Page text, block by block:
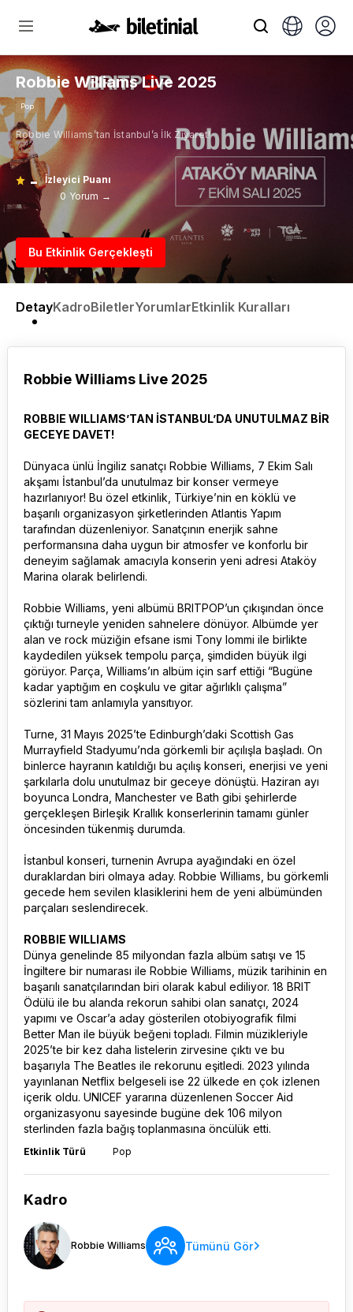
Robbie Williams Live 2025
Pop
Robbie Williams’tan İstanbul’a İlk Ziyaret!
- İzleyici Puanı
0 Yorum →
Bu Etkinlik Gerçekleşti
DetayKadroBiletlerYorumlarEtkinlik Kuralları
Robbie Williams Live 2025
ROBBIE WILLIAMS’TAN İSTANBUL’DA UNUTULMAZ BİR
GECEYE DAVET!
Dünyaca ünlü İngiliz sanatçı Robbie Williams, 7 Ekim Salı
akşamı İstanbul’da unutulmaz bir konser vermeye
hazırlanıyor! Bu özel etkinlik, Türkiye’nin en köklü ve
başarılı organizasyon şirketlerinden Atlantis Yapım
tarafından düzenleniyor. Sanatçının enerjik sahne
performansına daha uygun bir atmosfer ve konforlu bir
deneyim sağlamak amacıyla konserin yeni adresi Ataköy
Marina olarak belirlendi.
Robbie Williams, yeni albümü BRITPOP’un çıkışından önce
çıktığı turneyle yeniden sahnelere dönüyor. Albümde yer
alan ve rock müziğin efsane ismi Tony Iommi ile birlikte
kaydedilen yüksek tempolu parça, şimdiden büyük ilgi
görüyor. Parça, Williams’ın albüm için sarf ettiği “Bugüne
kadar yaptığım en coşkulu ve gitar ağırlıklı çalışma”
sözlerini tam anlamıyla yansıtıyor.
Turne, 31 Mayıs 2025’te Edinburgh’daki Scottish Gas
Murrayfield Stadyumu’nda görkemli bir açılışla başladı. On
binlerce hayranın katıldığı bu açılış konseri, enerjisi ve yeni
şarkılarla dolu unutulmaz bir geceye dönüştü. Haziran ayı
boyunca Londra, Manchester ve Bath gibi şehirlerde
gerçekleşen Birleşik Krallık konserlerinin tamamı günler
öncesinden tükenmiş durumda.
İstanbul konseri, turnenin Avrupa ayağındaki en özel
duraklardan biri olmaya aday. Robbie Williams, bu görkemli
gecede hem sevilen klasiklerini hem de yeni albümünden
parçaları seslendirecek.
ROBBIE WILLIAMS
Dünya genelinde 85 milyondan fazla albüm satışı ve 15
İngiltere bir numarası ile Robbie Williams, müzik tarihinin en
başarılı sanatçılarından biri olarak kabul ediliyor. 18 BRIT
Ödülü ile bu alanda rekorun sahibi olan sanatçı, 2024
yapımı ve Oscar’a aday gösterilen otobiyografik filmi
Better Man ile büyük beğeni topladı. Filmin müzikleriyle
2025’te bir kez daha listelerin zirvesine çıktı ve bu
başarıyla The Beatles ile rekorunu eşitledi. 2023 yılında
yayınlanan Netflix belgeseli ise 22 ülkede en çok izlenen
içerik oldu. UNICEF yararına düzenlenen Soccer Aid
organizasyonu sayesinde bugüne dek 106 milyon
sterlinden fazla bağış toplanmasına öncülük etti.
Etkinlik Türü Pop
Kadro
Robbie Williams Tümünü Gör